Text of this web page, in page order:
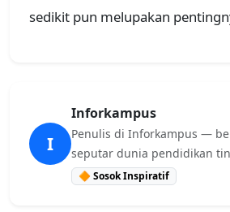
sedikit pun melupakan
I
Inforkampus
Penulis di Inforkampus —
seputar dunia pendidikan
🔶 Sosok Inspiratif